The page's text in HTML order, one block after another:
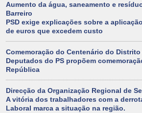
Aumento da água, saneamento e
Barreiro
PSD exige explicações sobre a
de euros que excedem custo
Comemoração do Centenário do Distrito
Deputados do PS propõem
República
Direcção da Organização Regional de
A vitória dos trabalhadores com a
Laboral marca a situação na região.